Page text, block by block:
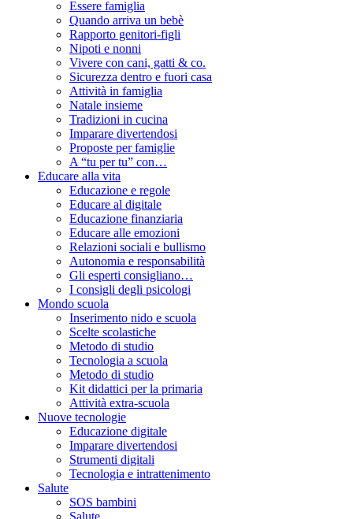
Essere famiglia
Quando arriva un bebè
Rapporto genitori-figli
Nipoti e nonni
Vivere con cani, gatti & co.
Sicurezza dentro e fuori casa
Attività in famiglia
Natale insieme
Tradizioni in cucina
Imparare divertendosi
Proposte per famiglie
A “tu per tu” con…
Educare alla vita
Educazione e regole
Educare al digitale
Educazione finanziaria
Educare alle emozioni
Relazioni sociali e bullismo
Autonomia e responsabilità
Gli esperti consigliano…
I consigli degli psicologi
Mondo scuola
Inserimento nido e scuola
Scelte scolastiche
Metodo di studio
Tecnologia a scuola
Metodo di studio
Kit didattici per la primaria
Attività extra-scuola
Nuove tecnologie
Educazione digitale
Imparare divertendosi
Strumenti digitali
Tecnologia e intrattenimento
Salute
SOS bambini
Salute